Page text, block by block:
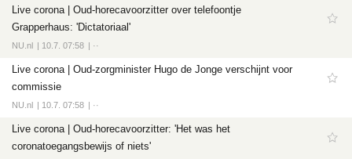
Live corona | Oud-horecavoorzitter over telefoontje
Grapperhaus: 'Dictatoriaal'
NU.nl 10.7. 07:58 ··
Live corona | Oud-zorgminister Hugo de Jonge verschijnt voor
commissie
NU.nl 10.7. 07:58 ··
Live corona | Oud-horecavoorzitter: 'Het was het
coronatoegangsbewijs of niets'